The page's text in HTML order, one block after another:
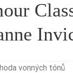
vonných tónů